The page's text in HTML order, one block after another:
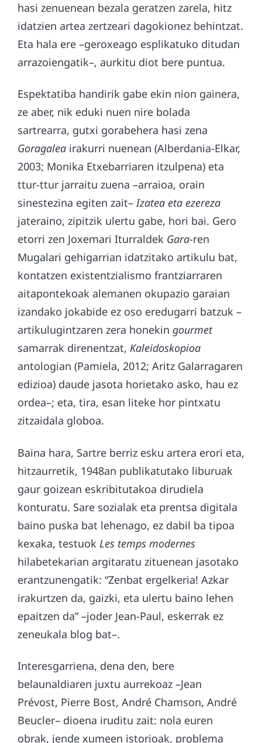
hasi zenuenean bezala geratzen zarela, hitz
idatzien artea zertzeari dagokionez behintzat.
Eta hala ere –geroxeago esplikatuko ditudan
arrazoiengatik–, aurkitu diot bere puntua.
Espektatiba handirik gabe ekin nion gainera,
ze aber, nik eduki nuen nire bolada
sartrearra, gutxi gorabehera hasi zena
Goragalea irakurri nuenean (Alberdania-Elkar,
2003; Monika Etxebarriaren itzulpena) eta
ttur-ttur jarraitu zuena –arraioa, orain
sinestezina egiten zait–Izatea eta ezereza
jateraino, zipitzik ulertu gabe, hori bai. Gero
etorri zen Joxemari Iturraldek Gara-ren
Mugalari gehigarrian idatzitako artikulu bat,
kontatzen existentzialismo frantziarraren
aitapontekoak alemanen okupazio garaian
izandako jokabide ez oso eredugarri batzuk –
artikulugintzaren zera honekin gourmet
samarrak direnentzat, Kaleidoskopioa
antologian (Pamiela, 2012; Aritz Galarragaren
edizioa) daude jasota horietako asko, hau ez
ordea–; eta, tira, esan liteke hor pintxatu
zitzaidala globoa.
Baina hara, Sartre berriz esku artera erori eta,
hitzaurretik, 1948an publikatutako liburuak
gaur goizean eskribitutakoa dirudiela
konturatu. Sare sozialak eta prentsa digitala
baino puska bat lehenago, ez dabil ba tipoa
kexaka, testuok Les temps modernes
hilabetekarian argitaratu zituenean jasotako
erantzunengatik: “Zenbat ergelkeria! Azkar
irakurtzen da, gaizki, eta ulertu baino lehen
epaitzen da” –joder Jean-Paul, eskerrak ez
zeneukala blog bat–.
Interesgarriena, dena den, bere
belaunaldiaren juxtu aurrekoaz –Jean
Prévost, Pierre Bost, André Chamson, André
Beucler– dioena iruditu zait: nola euren
obrak, jende xumeen istorioak, problema